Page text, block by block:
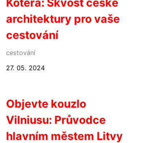
architektury pro vaše
cestování
cestování
27. 05. 2024
Objevte kouzlo
Vilniusu: Průvodce
hlavním městem Litvy